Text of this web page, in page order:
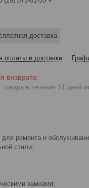
доставка
оплаты и доставки
товара в течение 14 дней
ремонта и
стали;
замками;